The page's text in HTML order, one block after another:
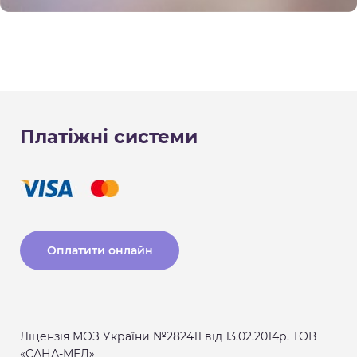
Платіжні системи
Оплатити онлайн
Ліцензія МОЗ України №282411 від 13.02.2014р. ТОВ